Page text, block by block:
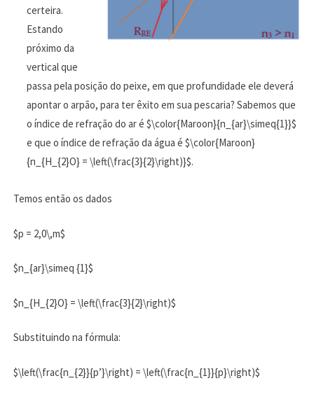
certeira.
Estando
próximo da
vertical que
passa pela posição do peixe, em que profundidade ele deverá
apontar o arpão, para ter êxito em sua pescaria? Sabemos que
o índice de refração do ar é $\color{Maroon}{n_{ar}\simeq{1}}$
e que o índice de refração da água é $\color{Maroon}
{n_{H_{2}O} = \left(\frac{3}{2}\right)}$.
Temos então os dados
$p = 2,0\,m$
$n_{ar}\simeq {1}$
$n_{H_{2}O} = \left(\frac{3}{2}\right)$
Substituindo na fórmula:
$\left(\frac{n_{2}}{p’}\right) = \left(\frac{n_{1}}{p}\right)$